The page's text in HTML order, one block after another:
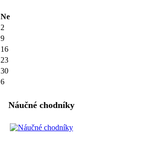
Ne
2
9
16
23
30
6
Náučné chodníky